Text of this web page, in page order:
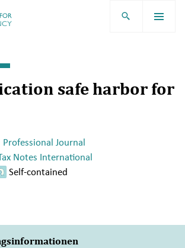
safe harbor for
Professional Journal
Notes International
Self-contained